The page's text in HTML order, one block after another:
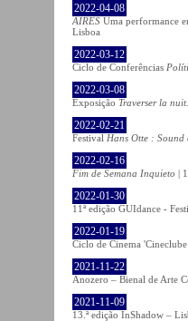
2022-04-08
AIRES Uma performance
Lisboa
2022-03-12
Ciclo de Conferências
2022-03-08
Exposição Traverser la
2022-02-21
Festival Hans Otte : Sound
2022-02-16
Fim de Semana Inquieto |
2022-01-30
11ª edição GUIdance -
2022-01-19
Ciclo de Cinema
2021-11-22
Anozero – Bienal de Arte
2021-11-09
13.ª edição InShadow –